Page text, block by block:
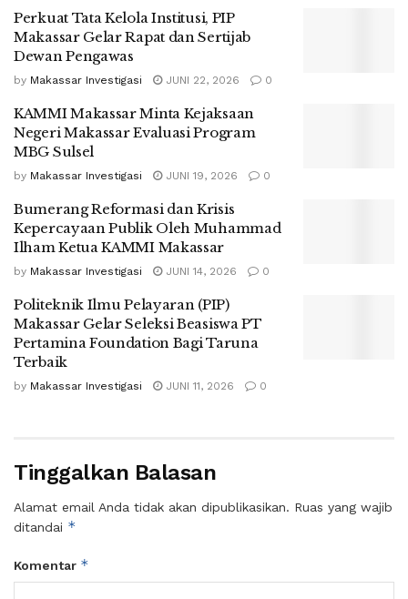
Perkuat Tata Kelola Institusi, PIP
Makassar Gelar Rapat dan Sertijab
Dewan Pengawas
by Makassar Investigasi JUNI 22, 2026 0
KAMMI Makassar Minta Kejaksaan
Negeri Makassar Evaluasi Program
MBG Sulsel
by Makassar Investigasi JUNI 19, 2026 0
Bumerang Reformasi dan Krisis
Kepercayaan Publik Oleh Muhammad
Ilham Ketua KAMMI Makassar
by Makassar Investigasi JUNI 14, 2026 0
Politeknik Ilmu Pelayaran (PIP)
Makassar Gelar Seleksi Beasiswa PT
Pertamina Foundation Bagi Taruna
Terbaik
by Makassar Investigasi JUNI 11, 2026 0
Tinggalkan Balasan
Alamat email Anda tidak akan dipublikasikan. Ruas yang wajib
ditandai *
Komentar *